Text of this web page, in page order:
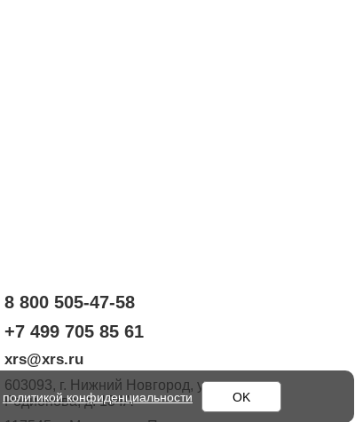
8 800 505-47-58
+7 499 705 85 61
xrs@xrs.ru
603093, г. Нижний Новгород,ул.
Родионова, д. 134А
политикой конфиденциальности OK